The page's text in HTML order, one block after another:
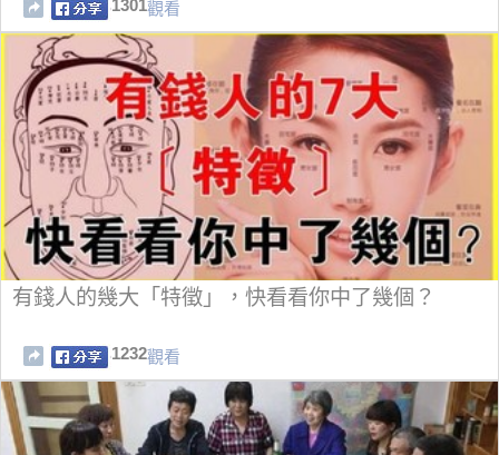
1301觀看
有錢人的幾大「特徵」，快看看你中了幾個？
1232觀看